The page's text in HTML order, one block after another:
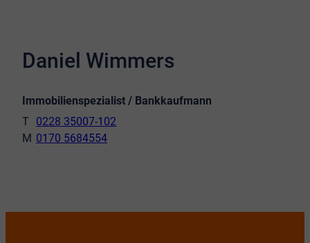
Daniel Wimmers
Immobilienspezialist / Bankkaufmann
0228 35007-102
0170 5684554